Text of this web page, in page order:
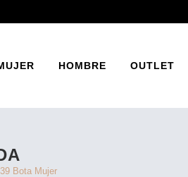
BAILARINA
HOMBRE OUTLET
Bota Mujer